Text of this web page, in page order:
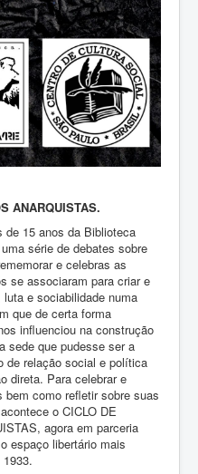
ANARQUISTAS.
de 15 anos da Biblioteca
série de debates sobre
e celebras as
se associaram para criar e
e sociabilidade numa
que de certa forma
influenciou na construção
sede que pudesse ser a
de relação social e política
direta. Para celebrar e
como refletir sobre suas
o CICLO DE
agora em parceria
espaço libertário mais